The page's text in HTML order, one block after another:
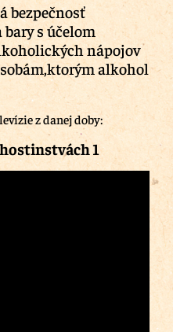
bezpečnosť
s účelom
nápojov
alkohol
z danej doby:
1